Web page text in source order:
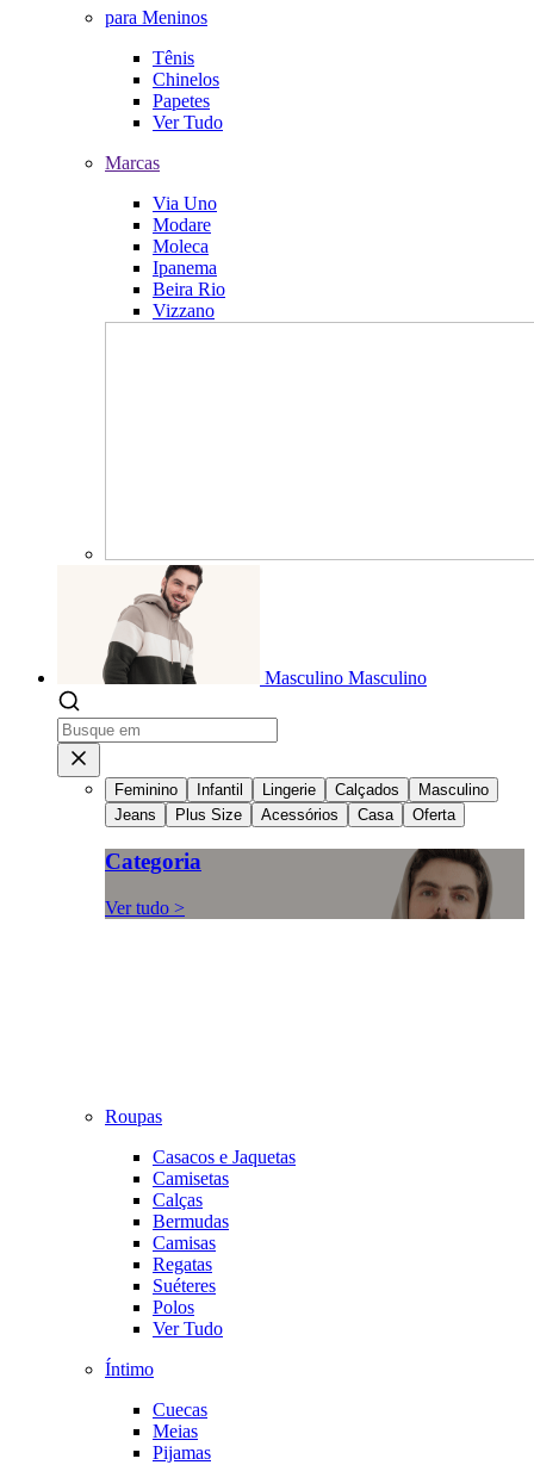
para Meninos
Tênis
Chinelos
Papetes
Ver Tudo
Marcas
Via Uno
Modare
Moleca
Ipanema
Beira Rio
Vizzano
Masculino Masculino
Feminino Infantil Lingerie Calçados
Masculino
Jeans
Plus Size Acessórios Casa Oferta
Categoria
Ver tudo >
Roupas
Casacos e Jaquetas
Camisetas
Calças
Bermudas
Camisas
Regatas
Suéteres
Polos
Ver Tudo
Íntimo
Cuecas
Meias
Pijamas